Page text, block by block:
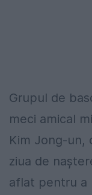
Grupul de
meci amical
Kim Jong-un,
ziua de
aflat pentru a